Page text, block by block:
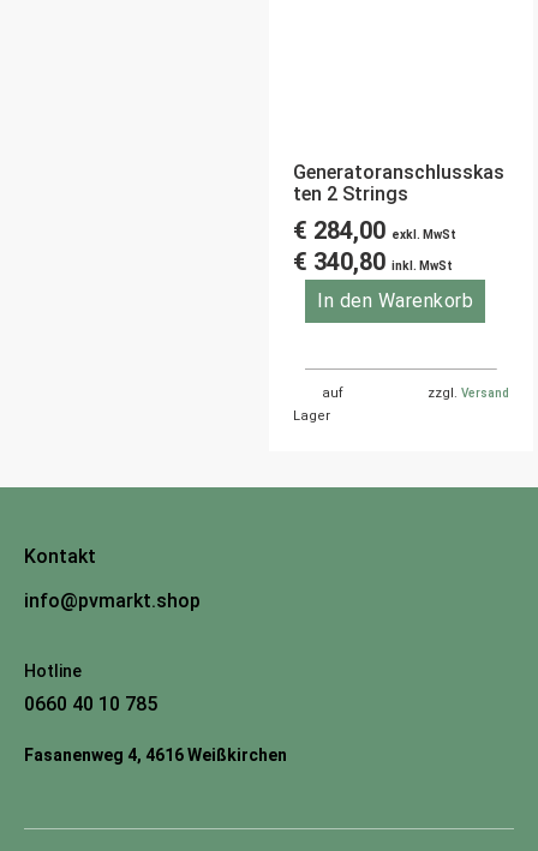
Generatoranschlusskas
ten 2 Strings
€ 284,00 exkl. MwSt
€ 340,80 inkl. MwSt
In den Warenkorb
auf
Lager
zzgl. Versand
Kontakt
info@pvmarkt.shop
Hotline
0660 40 10 785
Fasanenweg 4, 4616 Weißkirchen